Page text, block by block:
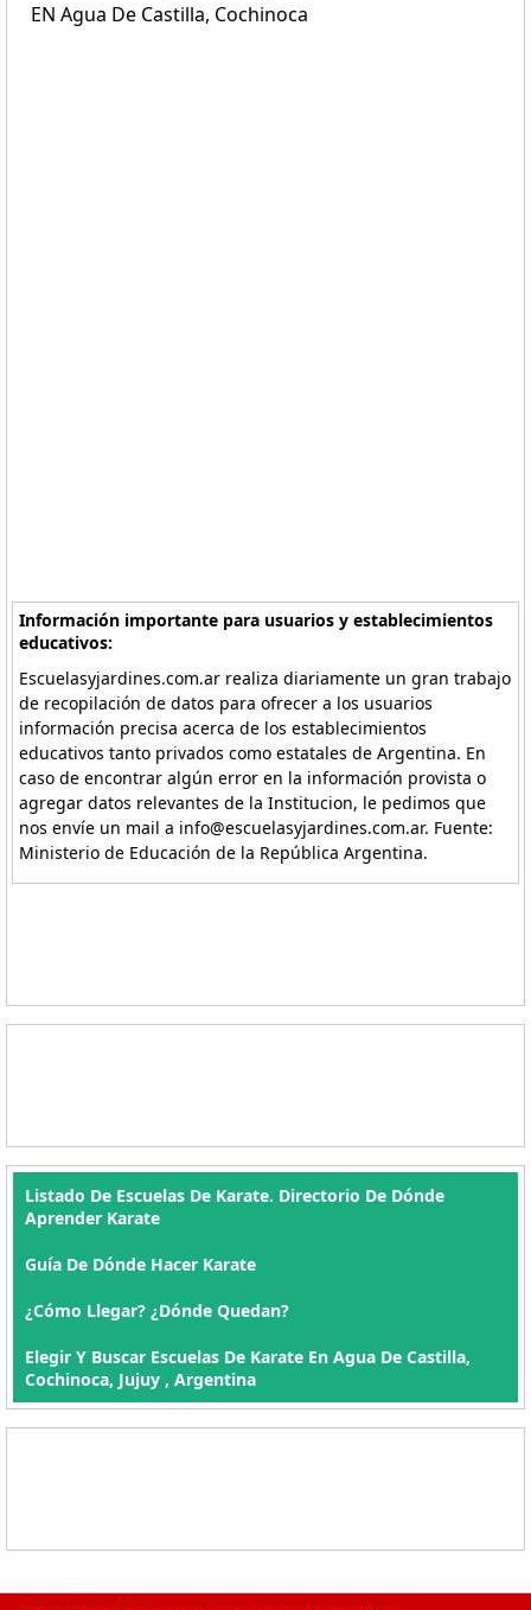
EN Agua De Castilla, Cochinoca
Información importante para usuarios y establecimientos
educativos:
Escuelasyjardines.com.ar realiza diariamente un gran trabajo
de recopilación de datos para ofrecer a los usuarios
información precisa acerca de los establecimientos
educativos tanto privados como estatales de Argentina. En
caso de encontrar algún error en la información provista o
agregar datos relevantes de la Institucion, le pedimos que
nos envíe un mail a info@escuelasyjardines.com.ar. Fuente:
Ministerio de Educación de la República Argentina.
Listado De Escuelas De Karate. Directorio De Dónde
Aprender Karate
Guía De Dónde Hacer Karate
¿Cómo Llegar? ¿Dónde Quedan?
Elegir Y Buscar Escuelas De Karate En Agua De Castilla,
Cochinoca, Jujuy , Argentina